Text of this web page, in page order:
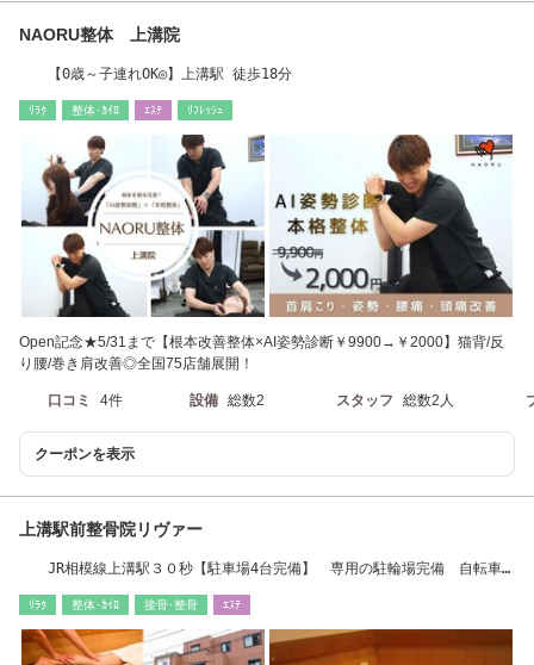
NAORU整体 上溝院
【0歳～子連れOK◎】上溝駅 徒歩18分
ﾘﾗｸ 整体･ｶｲﾛ ｴｽﾃ ﾘﾌﾚｯｼｭ
Open記念★5/31まで【根本改善整体×AI姿勢診断￥9900→￥2000】猫背/反
り腰/巻き肩改善◎全国75店舗展開！
口コミ 4件 設備 総数2 スタッフ 総数2人
クーポンを表示
上溝駅前整骨院リヴァー
JR相模線上溝駅３０秒【駐車場4台完備】 専用の駐輪場完備 自転車
ﾘﾗｸ 整体･ｶｲﾛ 接骨･整骨 ｴｽﾃ